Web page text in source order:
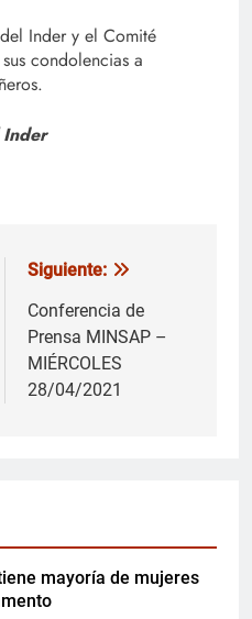
Inder y el Comité
condolencias a
Inder
Siguiente:
Conferencia de
Prensa MINSAP –
MIÉRCOLES
28/04/2021
mayoría de mujeres